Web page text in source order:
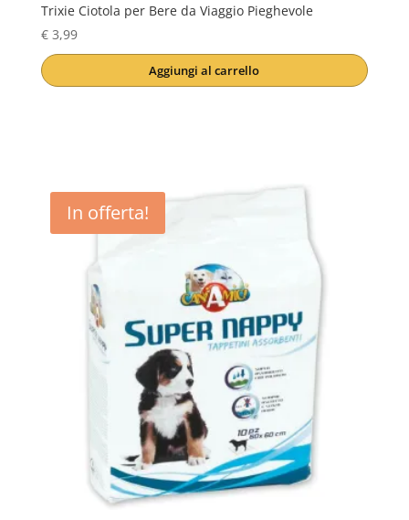
Trixie Ciotola per Bere da Viaggio Pieghevole
€3,99
Aggiungi al carrello
In offerta!